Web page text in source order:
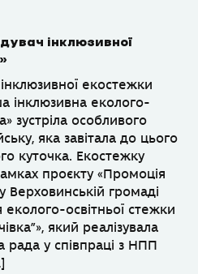
інклюзивної
екостежки
інклюзивна еколого-
зустріла особливого
яка завітала до цього
куточка. Екостежку
проєкту «Промоція
Верховинській громаді
освітньої стежки
який реалізувала
рада у співпраці з НПП